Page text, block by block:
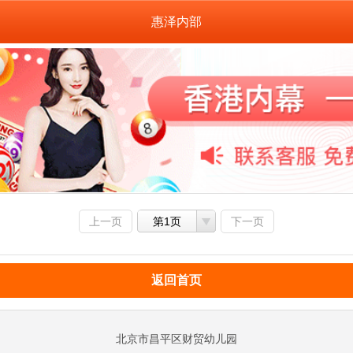
惠泽内部
上一页 第1页 下一页
返回首页
北京市昌平区财贸幼儿园